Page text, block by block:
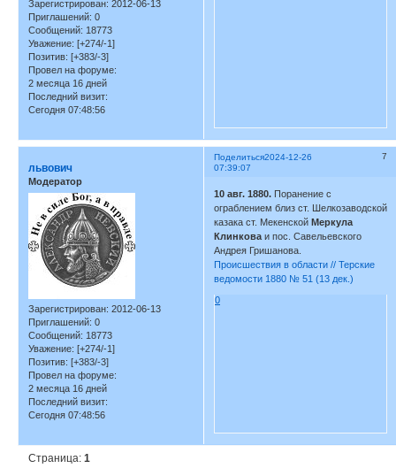
Зарегистрирован: 2012-06-13
Приглашений: 0
Сообщений: 18773
Уважение: [+274/-1]
Позитив: [+383/-3]
Провел на форуме:
2 месяца 16 дней
Последний визит:
Сегодня 07:48:56
Поделиться 7
2024-12-26
07:39:07
львович
Модератор
Зарегистрирован: 2012-06-13
Приглашений: 0
Сообщений: 18773
Уважение: [+274/-1]
Позитив: [+383/-3]
Провел на форуме:
2 месяца 16 дней
Последний визит:
Сегодня 07:48:56
10 авг. 1880. Поранение с
ограблением близ ст. Шелкозаводской
казака ст. МекенскойМеркула
Клинковаи пос. Савельевского
Андрея Гришанова.
Происшествия в области // Терские
ведомости 1880 № 51 (13 дек.)
0
Страница:1